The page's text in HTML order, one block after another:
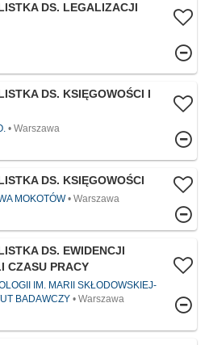
DS. LEGALIZACJI
DS. KSIĘGOWOŚCI I
Warszawa
DS. KSIĘGOWOŚCI
MOKOTÓW
Warszawa
DS. EWIDENCJI
CZASU PRACY
IM. MARII SKŁODOWSKIEJ-
BADAWCZY
Warszawa